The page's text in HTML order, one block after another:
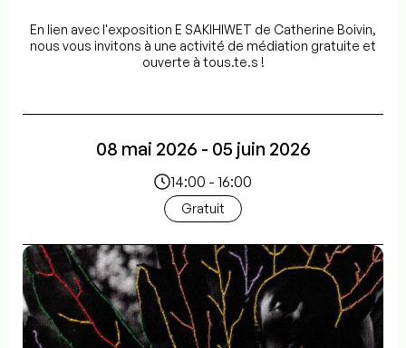
En lien avec l'exposition E SAKIHIWET de Catherine Boivin,
nous vous invitons à une activité de médiation gratuite et
ouverte à tous.te.s !
08 mai 2026 - 05 juin 2026
14:00 - 16:00
Gratuit